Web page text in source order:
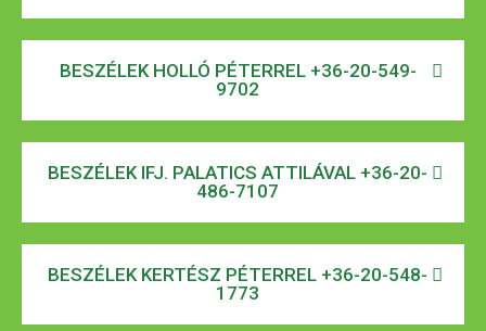
BESZÉLEK HOLLÓ PÉTERREL +36-20-549-
9702
BESZÉLEK IFJ. PALATICS ATTILÁVAL +36-20-
486-7107
BESZÉLEK KERTÉSZ PÉTERREL +36-20-548-
1773